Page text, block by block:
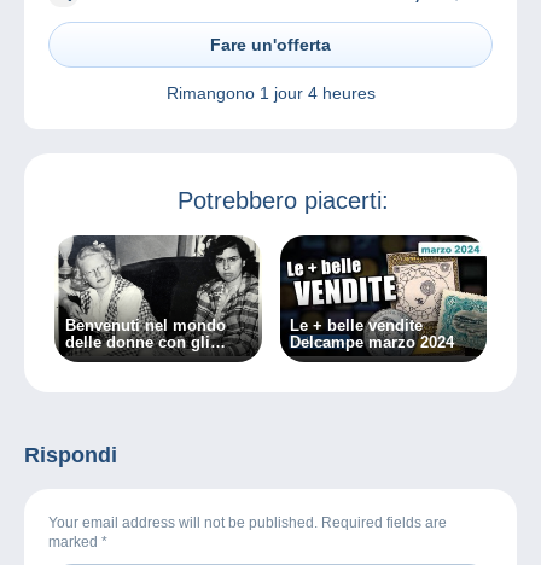
Fare un'offerta
Rimangono 1 jour 4 heures
Potrebbero piacerti:
Benvenuti nel mondo
delle donne con gli
occhiali!
Le + belle vendite
Delcampe marzo 2024
Rispondi
Your email address will not be published. Required fields are
marked *